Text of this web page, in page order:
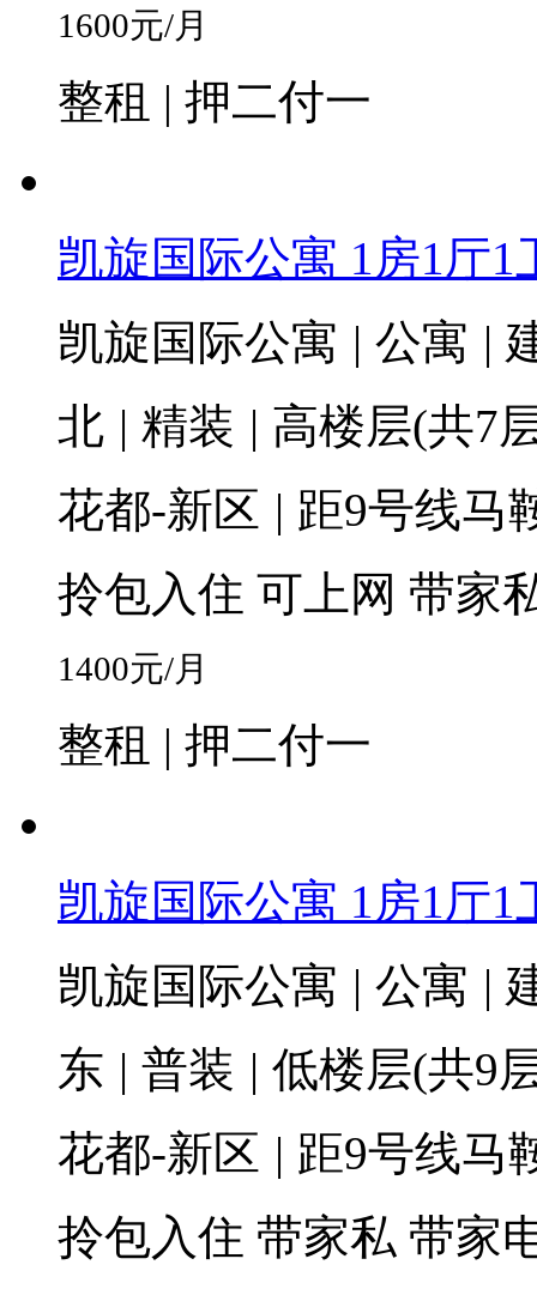
1600元/月
整租 | 押二付一
凯旋国际公寓 1房1厅1
凯旋国际公寓 | 公寓 |
北 | 精装 | 高楼层(共7
花都-新区 | 距9号线马
拎包入住 可上网 带家
1400元/月
整租 | 押二付一
凯旋国际公寓 1房1厅1
凯旋国际公寓 | 公寓 |
东 | 普装 | 低楼层(共9
花都-新区 | 距9号线马
拎包入住 带家私 带家